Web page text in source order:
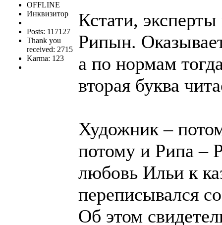
OFFLINE
Инквизитор
Posts: 117127
Thank you
received: 2715
Karma: 123
Кстати,
Рипын.
а по нормам
вторая буква
Художник –
потому и Рипа –
любовь Ильи к
переписывался
Об этом